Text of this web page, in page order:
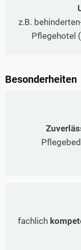
z.B.
Pflegehotel
Besonderheiten
fachlich